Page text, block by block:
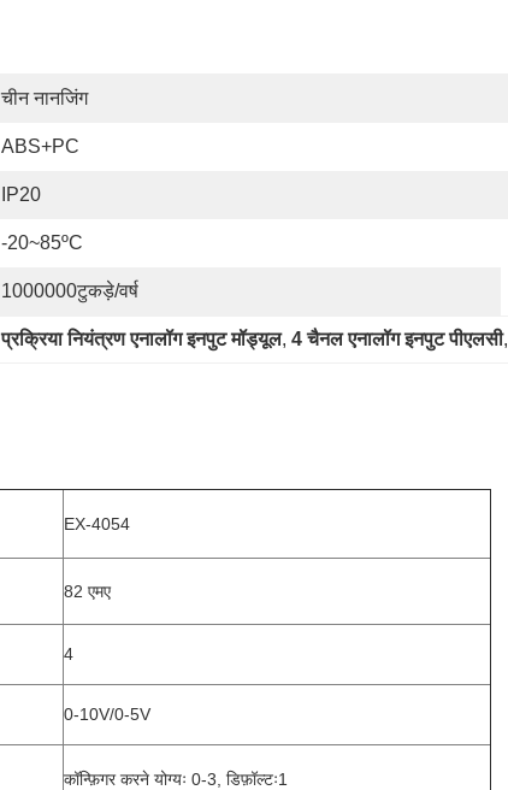
चीन नानजिंग
ABS+PC
IP20
-20~85ºC
1000000टुकड़े/वर्ष
प्रक्रिया नियंत्रण एनालॉग इनपुट मॉड्यूल, 4 चैनल एनालॉग इनपुट पीएलसी,
EX-4054
82 एमए
4
0-10V/0-5V
कॉन्फ़िगर करने योग्यः 0-3, डिफ़ॉल्टः1